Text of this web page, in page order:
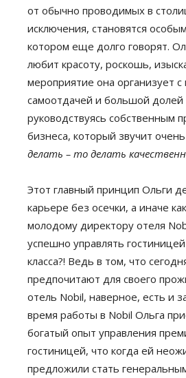
от обычно проводимых в
исключения, становятся
котором еще долго говорят.
любит красоту, роскошь,
мероприятие она организует с
самоотдачей и большой долей
руководствуясь собственным
бизнеса, который звучит
делать – то делать
Этот главный принцип Ольги
карьере без осечки, а иначе
молодому директору отеля
успешно управлять
класса?! Ведь в том, что
предпочитают для своего
отель Nobil, наверное, есть и
время работы в Nobil Ольга
богатый опыт управления
гостиницей, что когда ей
предложили стать